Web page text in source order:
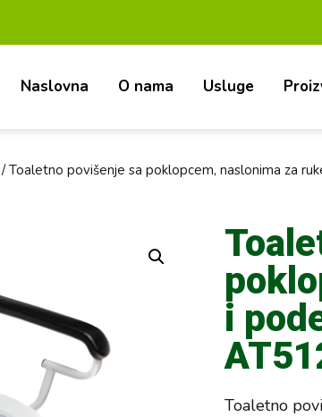
Naslovna O nama Usluge
/ Toaletno povišenje sa poklopcem, naslonima za
i
Toaletno